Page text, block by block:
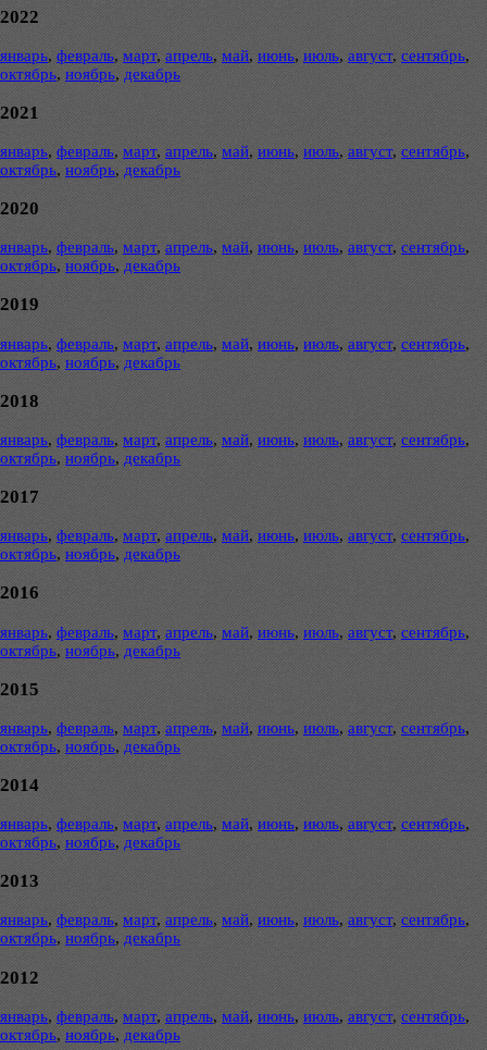
2022
январь, февраль, март, апрель, май, июнь, июль, август, сентябрь,
октябрь, ноябрь, декабрь
2021
январь, февраль, март, апрель, май, июнь, июль, август, сентябрь,
октябрь, ноябрь, декабрь
2020
январь, февраль, март, апрель, май, июнь, июль, август, сентябрь,
октябрь, ноябрь, декабрь
2019
январь, февраль, март, апрель, май, июнь, июль, август, сентябрь,
октябрь, ноябрь, декабрь
2018
январь, февраль, март, апрель, май, июнь, июль, август, сентябрь,
октябрь, ноябрь, декабрь
2017
январь, февраль, март, апрель, май, июнь, июль, август, сентябрь,
октябрь, ноябрь, декабрь
2016
январь, февраль, март, апрель, май, июнь, июль, август, сентябрь,
октябрь, ноябрь, декабрь
2015
январь, февраль, март, апрель, май, июнь, июль, август, сентябрь,
октябрь, ноябрь, декабрь
2014
январь, февраль, март, апрель, май, июнь, июль, август, сентябрь,
октябрь, ноябрь, декабрь
2013
январь, февраль, март, апрель, май, июнь, июль, август, сентябрь,
октябрь, ноябрь, декабрь
2012
январь, февраль, март, апрель, май, июнь, июль, август, сентябрь,
октябрь, ноябрь, декабрь